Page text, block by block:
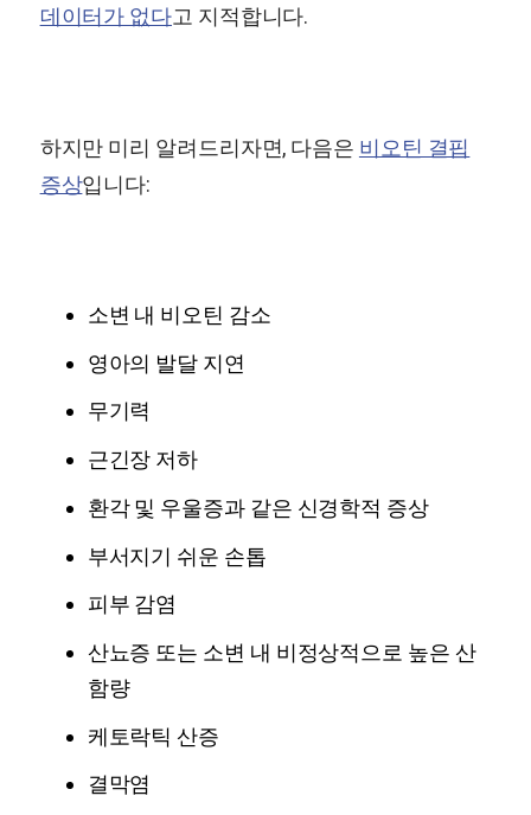
데이터가 없다고 지적합니다.
하지만 미리 알려드리자면, 다음은 비오틴 결핍
증상입니다:
소변 내 비오틴 감소
영아의 발달 지연
무기력
근긴장 저하
환각 및 우울증과 같은 신경학적 증상
부서지기 쉬운 손톱
피부 감염
산뇨증 또는 소변 내 비정상적으로 높은 산
함량
케토락틱 산증
결막염